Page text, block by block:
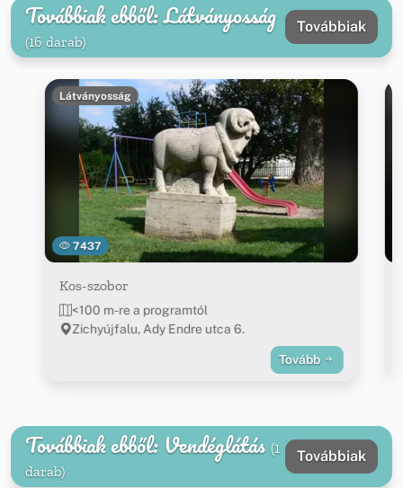
Továbbiak ebből: Látványosság
(16 darab)
Továbbiak
7437
Látványosság
Kos-szobor
<100 m-re a programtól
Zichyújfalu, Ady Endre utca 6.
Tovább
Továbbiak ebből: Vendéglátás (1
darab)
Továbbiak